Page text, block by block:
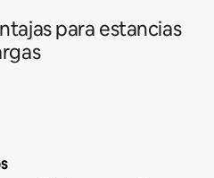
para estancias